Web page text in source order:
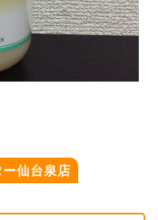
仙台泉店